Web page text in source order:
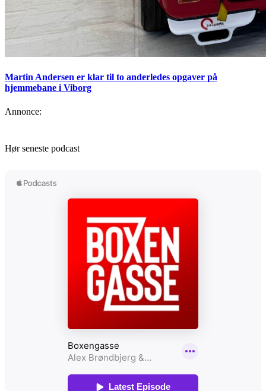
Martin Andersen er klar til to anderledes opgaver på
hjemmebane i Viborg
Annonce:
Hør seneste podcast